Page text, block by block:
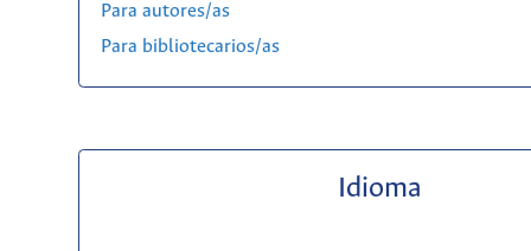
Para autores/as
Para bibliotecarios/as
Idioma